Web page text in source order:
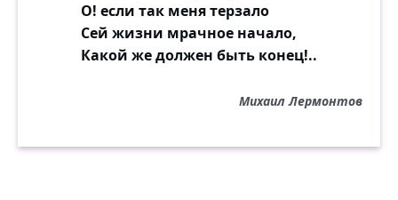
О! если так меня терзало
Сей жизни мрачное начало,
Какой же должен быть конец!..
Михаил Лермонтов